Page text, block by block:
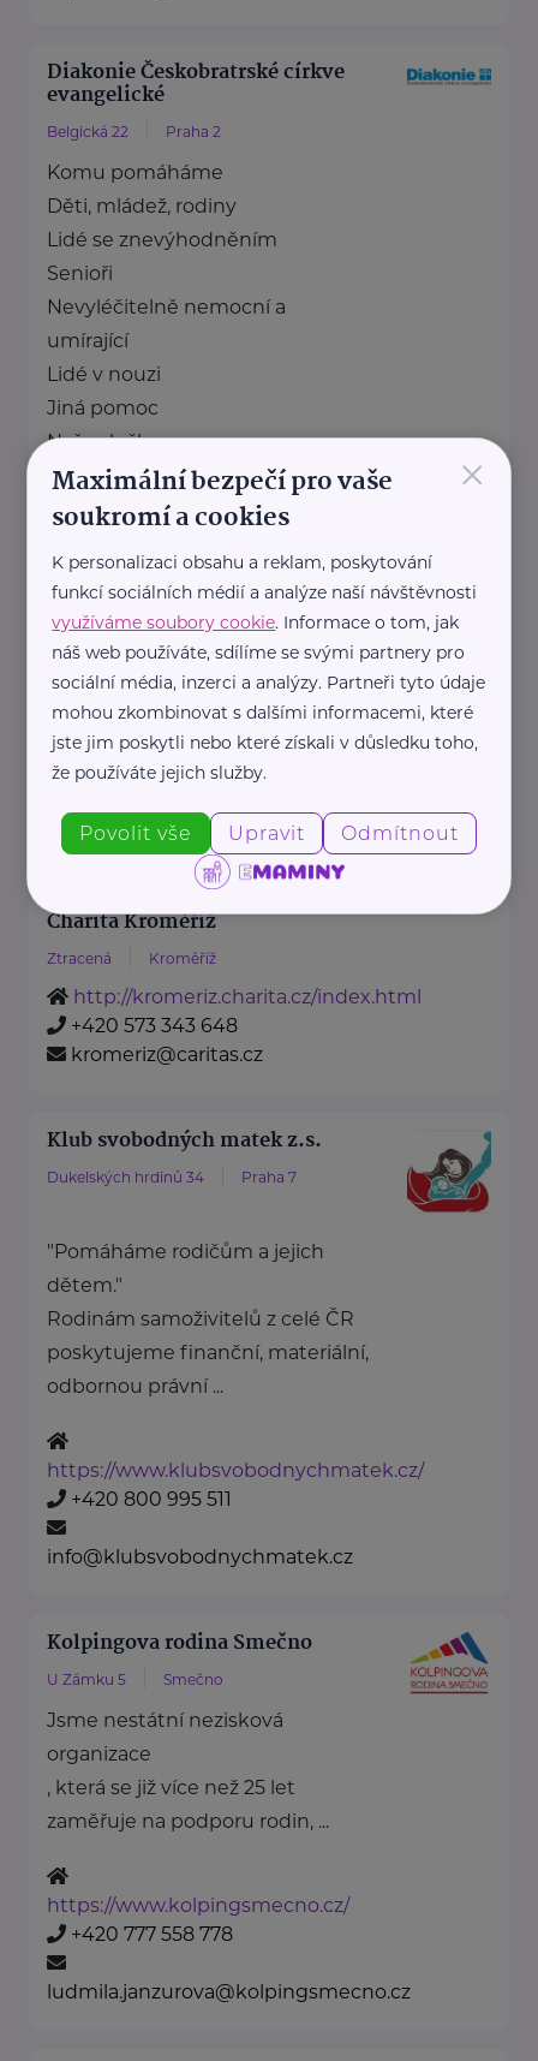
Diakonie Českobratrské církve
evangelické
Belgická 22 Praha 2
Komu pomáháme
Děti, mládež, rodiny
Lidé se znevýhodněním
Senioři
Nevyléčitelně nemocní a
umírající
Lidé v nouzi
Jiná pomoc
Naše služby
Diakonie ČCE je ...
https://diakonie.cz/
+420 242 487 812
info@diakonie.cz
Dluhová a sociální poradna, z.s
Chebská 73/48 Karlovy Vary
https://www.dluhovaporadna.cz/
+420 800 214 214
info@dluhovaporadna.cz
Charita Kroměříž
Ztracená Kroměříž
http://kromeriz.charita.cz/index.html
+420 573 343 648
kromeriz@caritas.cz
Klub svobodných matek z.s.
Dukelských hrdinů 34 Praha 7
"Pomáháme rodičům a jejich
dětem."
Rodinám samoživitelů z celé ČR
poskytujeme finanční, materiální,
odbornou právní ...
https://www.klubsvobodnychmatek.cz/
+420 800 995 511
info@klubsvobodnychmatek.cz
Kolpingova rodina Smečno
U Zámku 5 Smečno
Jsme nestátní nezisková
organizace
, která se již více než 25 let
zaměřuje na podporu rodin, ...
https://www.kolpingsmecno.cz/
+420 777 558 778
ludmila.janzurova@kolpingsmecno.cz
×
Maximální bezpečí pro vaše
soukromí a cookies
K personalizaci obsahu a reklam, poskytování
funkcí sociálních médií a analýze naší návštěvnosti
využíváme soubory cookie. Informace o tom, jak
náš web používáte, sdílíme se svými partnery pro
sociální média, inzerci a analýzy. Partneři tyto údaje
mohou zkombinovat s dalšími informacemi, které
jste jim poskytli nebo které získali v důsledku toho,
že používáte jejich služby.
Povolit vše Upravit Odmítnout